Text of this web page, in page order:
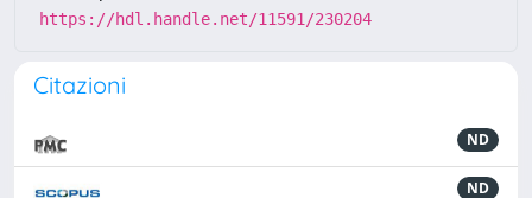
https://hdl.handle.net/11591/230204
Citazioni
ND
ND